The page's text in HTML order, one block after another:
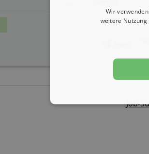
Job-
Wir
weitere Nutzung